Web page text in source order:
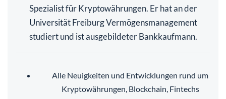
Spezialist für Kryptowährungen. Er hat an der
Universität Freiburg Vermögensmanagement
studiert und ist ausgebildeter Bankkaufmann.
Alle Neuigkeiten und Entwicklungen rund um
Kryptowährungen, Blockchain, Fintechs